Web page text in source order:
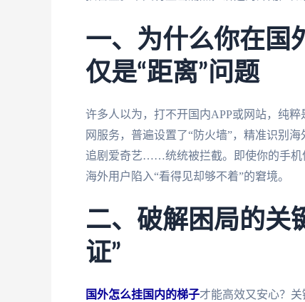
一、为什么你在国
仅是“距离”问题
许多人以为，打不开国内APP或网站，纯
网服务，普遍设置了“防火墙”，精准识别
追剧爱奇艺……统统被拦截。即使你的手机
海外用户陷入“看得见却够不着”的窘境。
二、破解困局的关
证”
国外怎么挂国内的梯子才能高效又安心？